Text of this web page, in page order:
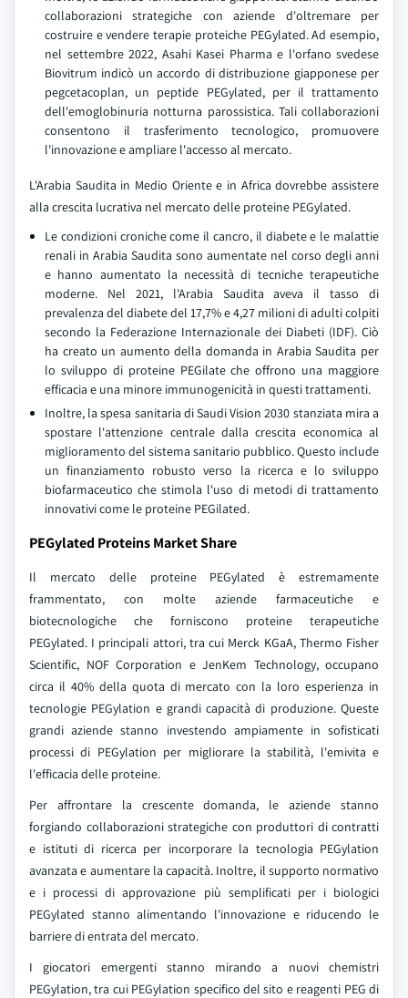
collaborazioni strategiche con aziende d'oltremare per
costruire e vendere terapie proteiche PEGylated. Ad esempio,
nel settembre 2022, Asahi Kasei Pharma e l'orfano svedese
Biovitrum indicò un accordo di distribuzione giapponese per
pegcetacoplan, un peptide PEGylated, per il trattamento
dell'emoglobinuria notturna parossistica. Tali collaborazioni
consentono il trasferimento tecnologico, promuovere
l'innovazione e ampliare l'accesso al mercato.
L'Arabia Saudita in Medio Oriente e in Africa dovrebbe assistere
alla crescita lucrativa nel mercato delle proteine PEGylated.
Le condizioni croniche come il cancro, il diabete e le malattie
renali in Arabia Saudita sono aumentate nel corso degli anni
e hanno aumentato la necessità di tecniche terapeutiche
moderne. Nel 2021, l'Arabia Saudita aveva il tasso di
prevalenza del diabete del 17,7% e 4,27 milioni di adulti colpiti
secondo la Federazione Internazionale dei Diabeti (IDF). Ciò
ha creato un aumento della domanda in Arabia Saudita per
lo sviluppo di proteine PEGilate che offrono una maggiore
efficacia e una minore immunogenicità in questi trattamenti.
Inoltre, la spesa sanitaria di Saudi Vision 2030 stanziata mira a
spostare l'attenzione centrale dalla crescita economica al
miglioramento del sistema sanitario pubblico. Questo include
un finanziamento robusto verso la ricerca e lo sviluppo
biofarmaceutico che stimola l'uso di metodi di trattamento
innovativi come le proteine PEGilated.
PEGylated Proteins Market Share
Il mercato delle proteine PEGylated è estremamente
frammentato, con molte aziende farmaceutiche e
biotecnologiche che forniscono proteine terapeutiche
PEGylated. I principali attori, tra cui Merck KGaA, Thermo Fisher
Scientific, NOF Corporation e JenKem Technology, occupano
circa il 40% della quota di mercato con la loro esperienza in
tecnologie PEGylation e grandi capacità di produzione. Queste
grandi aziende stanno investendo ampiamente in sofisticati
processi di PEGylation per migliorare la stabilità, l'emivita e
l'efficacia delle proteine.
Per affrontare la crescente domanda, le aziende stanno
forgiando collaborazioni strategiche con produttori di contratti
e istituti di ricerca per incorporare la tecnologia PEGylation
avanzata e aumentare la capacità. Inoltre, il supporto normativo
e i processi di approvazione più semplificati per i biologici
PEGylated stanno alimentando l'innovazione e riducendo le
barriere di entrata del mercato.
I giocatori emergenti stanno mirando a nuovi chemistri
PEGylation, tra cui PEGylation specifico del sito e reagenti PEG di